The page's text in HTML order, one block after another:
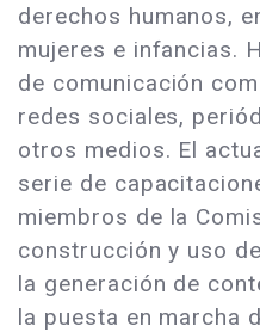
derechos humanos,
mujeres e infancias.
de comunicación
redes sociales,
otros medios. El
serie de
miembros de la
construcción y uso
la generación de
la puesta en marcha